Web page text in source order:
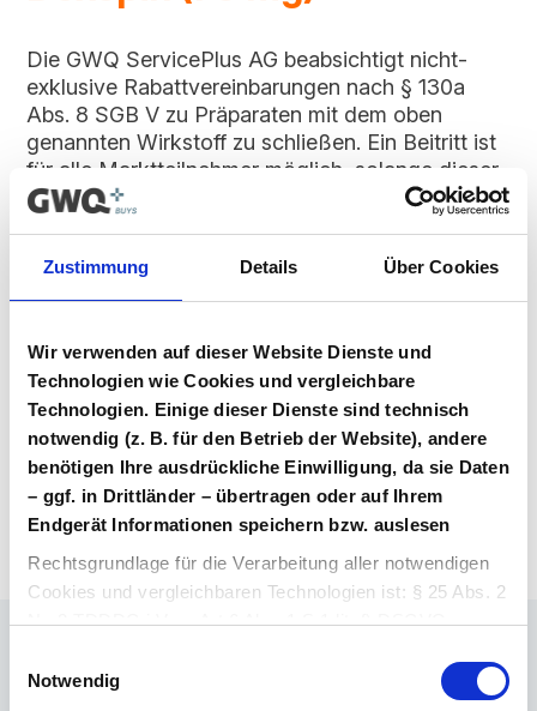
Zustimmung Details Über Cookies
Wir verwenden auf dieser Website Dienste und
Technologien wie Cookies und vergleichbare
Technologien. Einige dieser Dienste sind technisch
notwendig (z. B. für den Betrieb der Website), andere
benötigen Ihre ausdrückliche Einwilligung, da sie Daten
– ggf. in Drittländer – übertragen oder auf Ihrem
Endgerät Informationen speichern bzw. auslesen
Rechtsgrundlage für die Verarbeitung aller notwendigen
Cookies und vergleichbaren Technologien ist: § 25 Abs. 2
Nr. 2 TDDDG i.V.m. Art 6 Abs. 1 S.1 lit. f) DSGVO.
Rechtsgrundlage für die Verarbeitung aller weiteren
Notwendig
Die GWQ ServicePlus AG beabsichtigt nicht-
exklusive Rabattvereinbarungen nach § 130a
Abs. 8 SGB V zu Präparaten mit dem oben
genannten Wirkstoff zu schließen. Ein Beitritt ist
für alle Marktteilnehmer möglich, solange dieser
Vertrag im Vergabeportal gelistet ist.
Vertragsunterlagen
Bitte melden Sie sich an, um Ihre
herunterzuladen. Sie haben noch kein
Benutzerkonto? Dann können Sie sich hier
direkt registrieren.
Login Arzneimittel Konto erstellen
Ihr Ansprechpartner